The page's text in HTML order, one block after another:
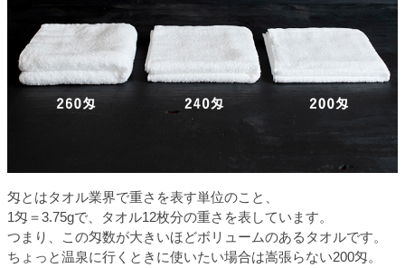
匁とはタオル業界で重さを表す単位のこと、
1匁＝3.75gで、タオル12枚分の重さを表しています。
つまり、この匁数が大きいほどボリュームのあるタオルです。
ちょっと温泉に行くときに使いたい場合は嵩張らない200匁。